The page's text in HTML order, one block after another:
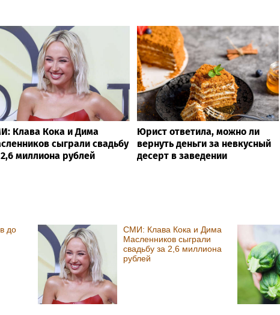
Клава Кока и Дима
сыграли свадьбу
миллиона рублей
Юрист ответила, можно ли
вернуть деньги за невкусный
десерт в заведении
до
СМИ: Клава Кока и Дима
Масленников сыграли
свадьбу за 2,6 миллиона
рублей